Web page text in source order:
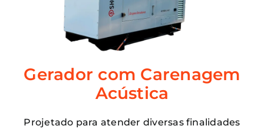
Gerador com Carenagem
Acústica
Projetado para atender diversas finalidades